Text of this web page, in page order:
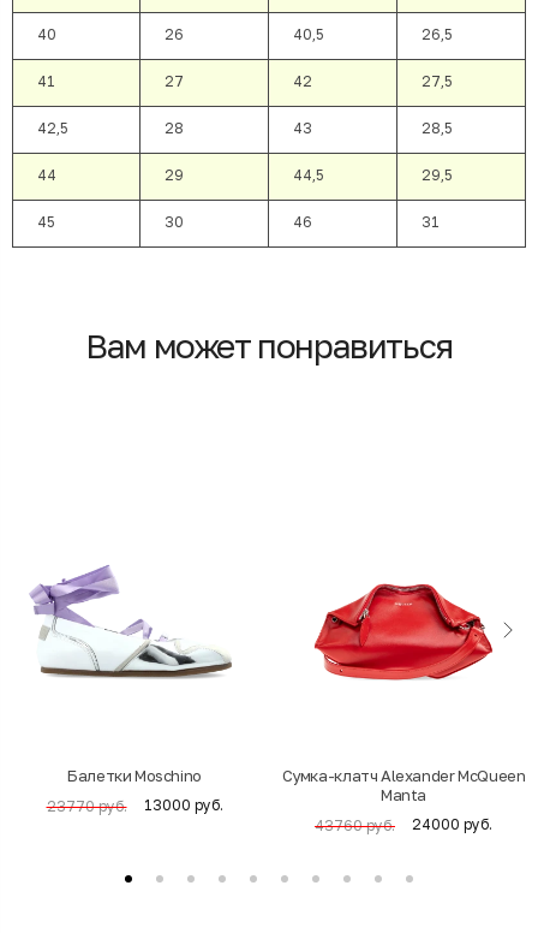
40 26 40,5 26,5
41 27 42 27,5
42,5 28 43 28,5
44 29 44,5 29,5
45 30 46 31
Вам может понравиться
Балетки Moschino
23770 руб. 13000 руб.
Cумка-клатч Alexander McQueen
Manta
43760 руб. 24000 руб.